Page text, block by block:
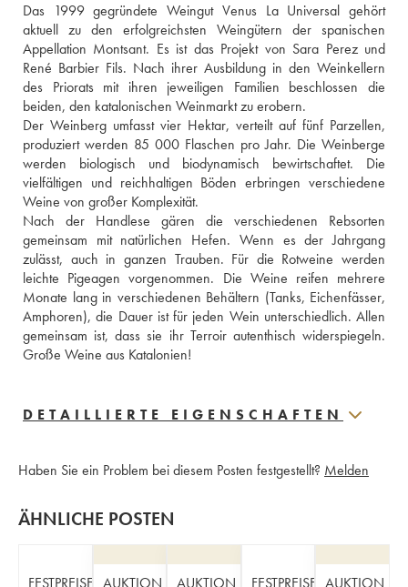
Das 1999 gegründete Weingut Venus La Universal gehört
aktuell zu den erfolgreichsten Weingütern der spanischen
Appellation Montsant. Es ist das Projekt von Sara Perez und
René Barbier Fils. Nach ihrer Ausbildung in den Weinkellern
des Priorats mit ihren jeweiligen Familien beschlossen die
beiden, den katalonischen Weinmarkt zu erobern.
Der Weinberg umfasst vier Hektar, verteilt auf fünf Parzellen,
produziert werden 85 000 Flaschen pro Jahr. Die Weinberge
werden biologisch und biodynamisch bewirtschaftet. Die
vielfältigen und reichhaltigen Böden erbringen verschiedene
Weine von großer Komplexität.
Nach der Handlese gären die verschiedenen Rebsorten
gemeinsam mit natürlichen Hefen. Wenn es der Jahrgang
zulässt, auch in ganzen Trauben. Für die Rotweine werden
leichte Pigeagen vorgenommen. Die Weine reifen mehrere
Monate lang in verschiedenen Behältern (Tanks, Eichenfässer,
Amphoren), die Dauer ist für jeden Wein unterschiedlich. Allen
gemeinsam ist, dass sie ihr Terroir autenthisch widerspiegeln.
Große Weine aus Katalonien!
DETAILLIERTE EIGENSCHAFTEN
Haben Sie ein Problem bei diesem Posten festgestellt? Melden
ÄHNLICHE POSTEN
FESTPREISE AUKTION AUKTION FESTPREISE AUKTION